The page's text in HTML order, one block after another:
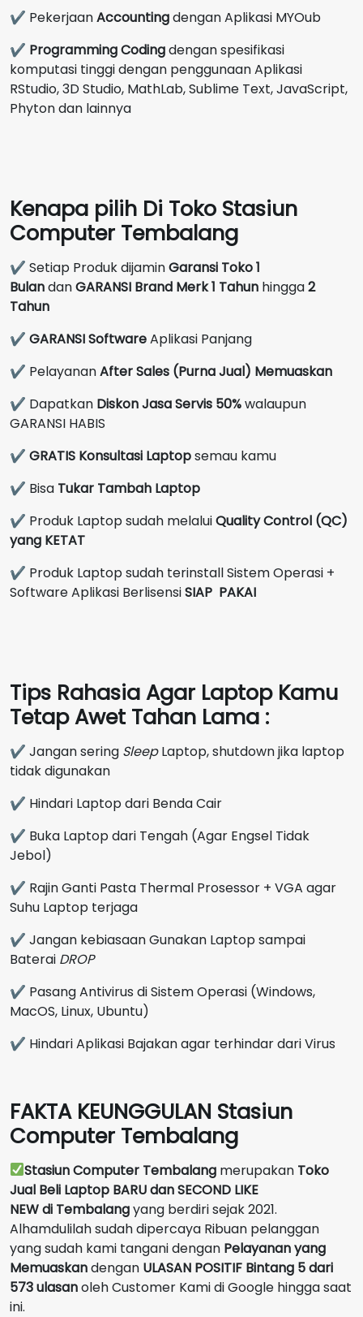
✔ PekerjaanAccountingdengan Aplikasi MYOub
✔ Programming Codingdengan spesifikasi
komputasi tinggi dengan penggunaan Aplikasi
RStudio, 3D Studio, MathLab, Sublime Text, JavaScript,
Phyton dan lainnya
Kenapa pilih Di Toko Stasiun
Computer Tembalang
✔ Setiap Produk dijaminGaransi Toko 1
BulandanGARANSI Brand Merk1 Tahun hingga2
Tahun
✔ GARANSI SoftwareAplikasi Panjang
✔ PelayananAfter Sales (Purna Jual) Memuaskan
✔ Dapatkan Diskon Jasa Servis 50%walaupun
GARANSI HABIS
✔ GRATIS Konsultasi Laptopsemau kamu
✔ Bisa Tukar Tambah Laptop
✔ Produk Laptop sudah melaluiQuality Control (QC)
yang KETAT
✔ Produk Laptop sudah terinstall Sistem Operasi +
Software Aplikasi BerlisensiSIAP PAKAI
Tips Rahasia Agar Laptop Kamu
Tetap Awet Tahan Lama :
✔ Jangan sering SleepLaptop, shutdown jika laptop
tidak digunakan
✔ Hindari Laptop dari Benda Cair
✔ Buka Laptop dari Tengah (Agar Engsel Tidak
Jebol)
✔ Rajin Ganti Pasta Thermal Prosessor + VGA agar
Suhu Laptop terjaga
✔ Jangan kebiasaan Gunakan Laptop sampai
Baterai DROP
✔ Pasang Antivirus di Sistem Operasi (Windows,
MacOS, Linux, Ubuntu)
✔ Hindari Aplikasi Bajakan agar terhindar dari Virus
FAKTA KEUNGGULAN Stasiun
Computer Tembalang
Stasiun Computer Tembalang merupakan Toko
Jual Beli Laptop BARU dan SECOND LIKE
NEWdi Tembalangyang berdiri sejak 2021.
Alhamdulilah sudah dipercaya Ribuan pelanggan
yang sudah kami tangani dengan Pelayanan yang
Memuaskandengan ULASAN POSITIF Bintang 5 dari
573 ulasanoleh Customer Kami di Google hingga saat
ini.